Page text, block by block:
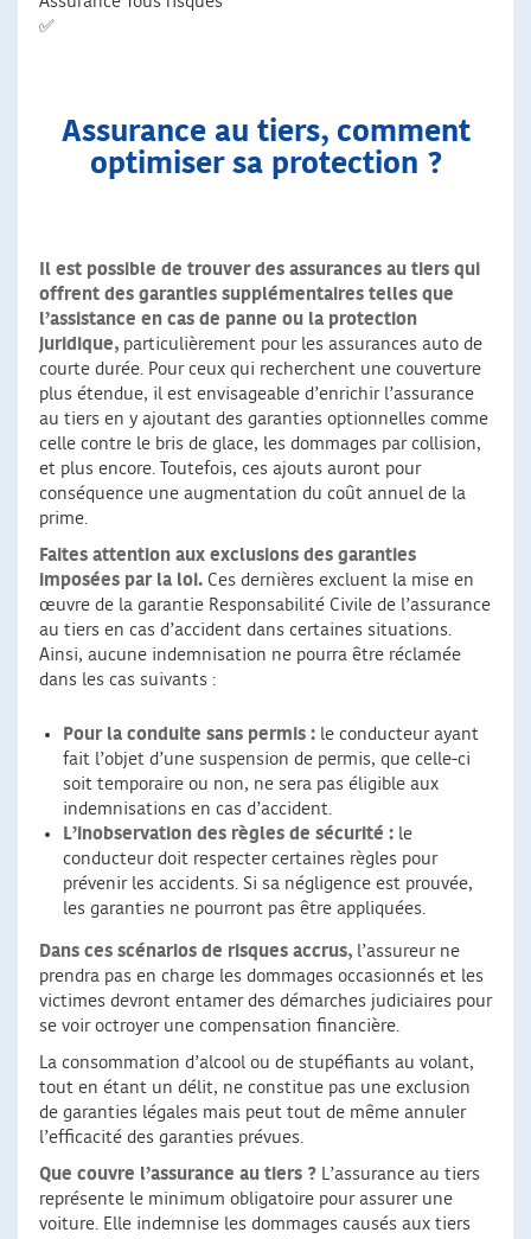
✅
Assurance au tiers, comment
optimiser sa protection ?
Il est possible de trouver des assurances au tiers qui
offrent des garanties supplémentaires telles que
l’assistance en cas de panne ou la protection
juridique, particulièrement pour les assurances auto de
courte durée. Pour ceux qui recherchent une couverture
plus étendue, il est envisageable d’enrichir l’assurance
au tiers en y ajoutant des garanties optionnelles comme
celle contre le bris de glace, les dommages par collision,
et plus encore. Toutefois, ces ajouts auront pour
conséquence une augmentation du coût annuel de la
prime.
Faites attention aux exclusions des garanties
imposées par la loi. Ces dernières excluent la mise en
œuvre de la garantie Responsabilité Civile de l’assurance
au tiers en cas d’accident dans certaines situations.
Ainsi, aucune indemnisation ne pourra être réclamée
dans les cas suivants :
Pour la conduite sans permis : le conducteur ayant
fait l’objet d’une suspension de permis, que celle-ci
soit temporaire ou non, ne sera pas éligible aux
indemnisations en cas d’accident.
L’inobservation des règles de sécurité : le
conducteur doit respecter certaines règles pour
prévenir les accidents. Si sa négligence est prouvée,
les garanties ne pourront pas être appliquées.
Dans ces scénarios de risques accrus, l’assureur ne
prendra pas en charge les dommages occasionnés et les
victimes devront entamer des démarches judiciaires pour
se voir octroyer une compensation financière.
La consommation d’alcool ou de stupéfiants au volant,
tout en étant un délit, ne constitue pas une exclusion
de garanties légales mais peut tout de même annuler
l’efficacité des garanties prévues.
Que couvre l’assurance au tiers ? L’assurance au tiers
représente le minimum obligatoire pour assurer une
voiture. Elle indemnise les dommages causés aux tiers